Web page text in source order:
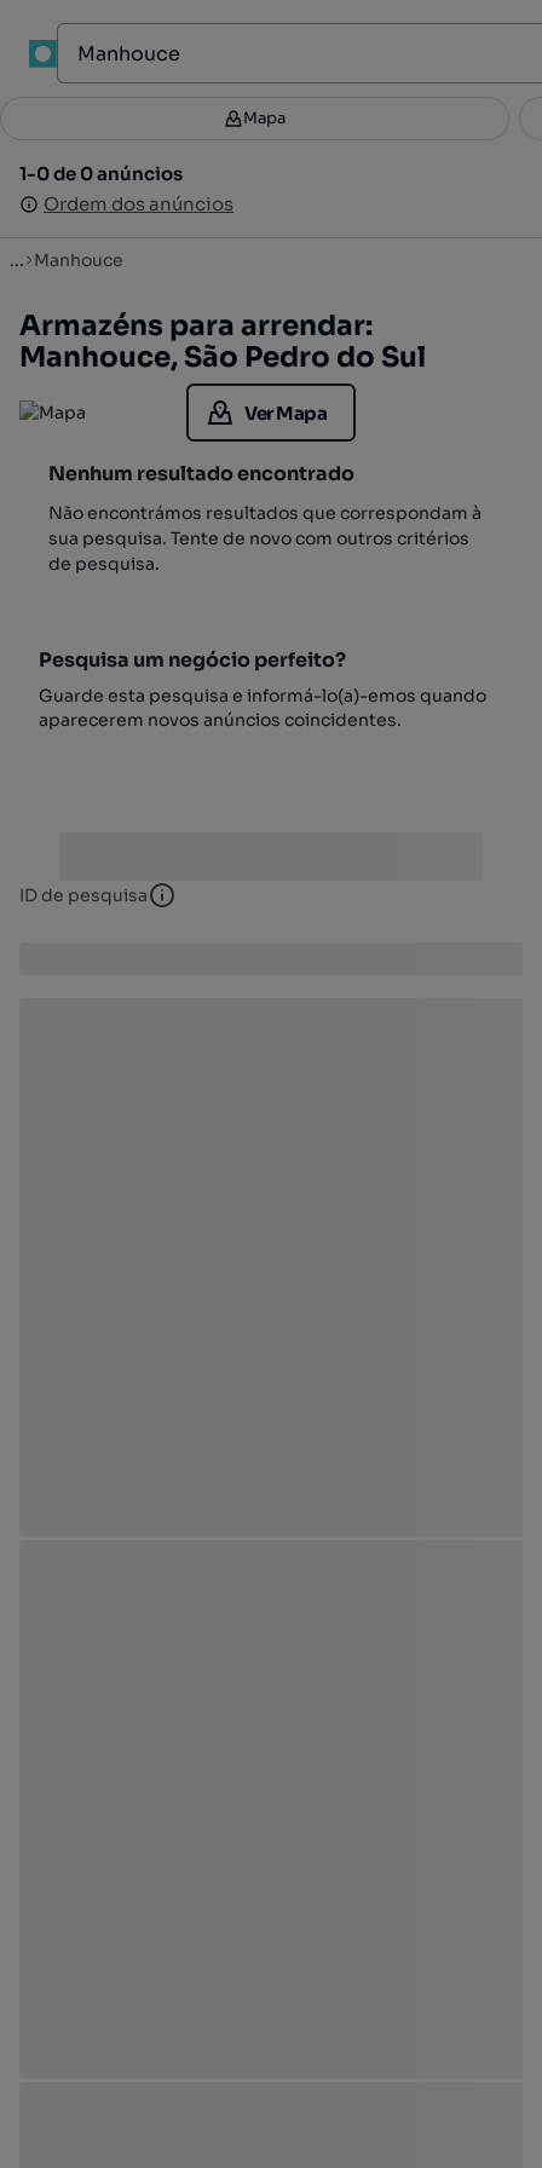
Filtros 3
1-0 de 0 anúncios
Ordem dos anúncios
Mapa
1-0 de 0 anúncios
Ordem dos anúncios
... Manhouce
Armazéns para arrendar:
Manhouce, São Pedro do Sul
Ver Mapa
Nenhum resultado encontrado
Não encontrámos resultados que correspondam à
sua pesquisa. Tente de novo com outros critérios
de pesquisa.
Pesquisa um negócio perfeito?
Guarde esta pesquisa e informá-lo(a)-emos quando
aparecerem novos anúncios coincidentes.
ID de pesquisa ID de pesquisa